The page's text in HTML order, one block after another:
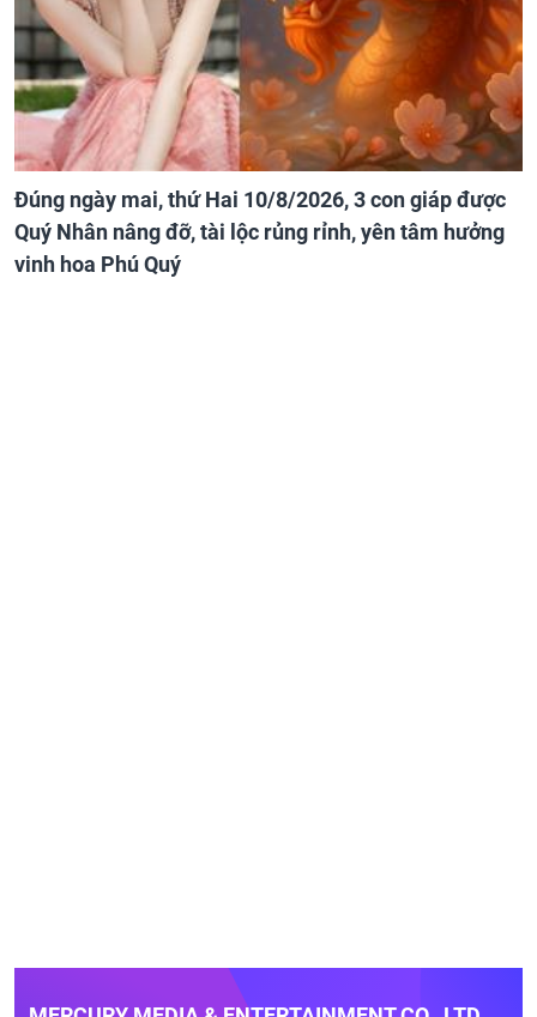
Đúng ngày mai, thứ Hai 10/8/2026, 3 con giáp được
Quý Nhân nâng đỡ, tài lộc rủng rỉnh, yên tâm hưởng
vinh hoa Phú Quý